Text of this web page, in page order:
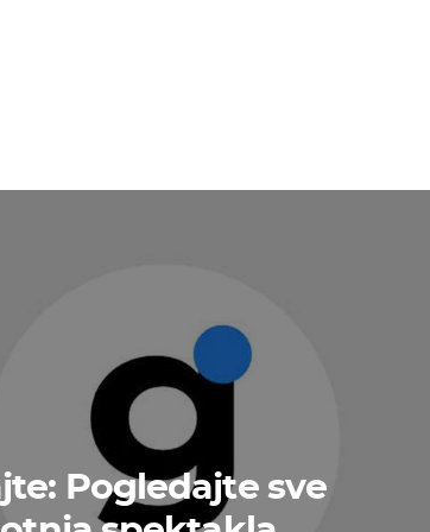
Pogledajte sve